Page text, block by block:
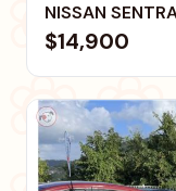
NISSAN
$14,900